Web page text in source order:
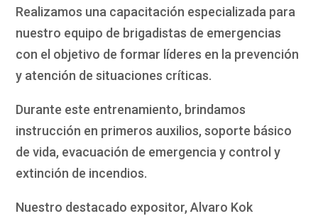
Realizamos una capacitación especializada para
nuestro equipo de brigadistas de emergencias
con el objetivo de formar líderes en la prevención
y atención de situaciones críticas.
Durante este entrenamiento, brindamos
instrucción en primeros auxilios, soporte básico
de vida, evacuación de emergencia y control y
extinción de incendios.
Nuestro destacado expositor, Alvaro Kok